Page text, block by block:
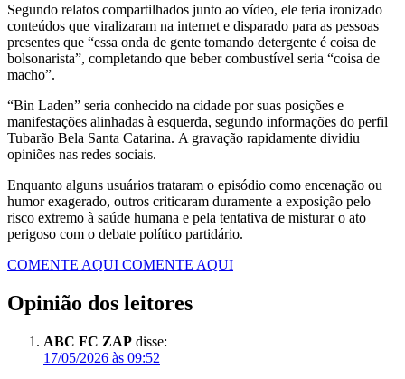
Segundo relatos compartilhados junto ao vídeo, ele teria ironizado
conteúdos que viralizaram na internet e disparado para as pessoas
presentes que “essa onda de gente tomando detergente é coisa de
bolsonarista”, completando que beber combustível seria “coisa de
macho”.
“Bin Laden” seria conhecido na cidade por suas posições e
manifestações alinhadas à esquerda, segundo informações do perfil
Tubarão Bela Santa Catarina. A gravação rapidamente dividiu
opiniões nas redes sociais.
Enquanto alguns usuários trataram o episódio como encenação ou
humor exagerado, outros criticaram duramente a exposição pelo
risco extremo à saúde humana e pela tentativa de misturar o ato
perigoso com o debate político partidário.
COMENTE AQUI COMENTE AQUI
Opinião dos leitores
ABC FC ZAP disse:
17/05/2026 às 09:52